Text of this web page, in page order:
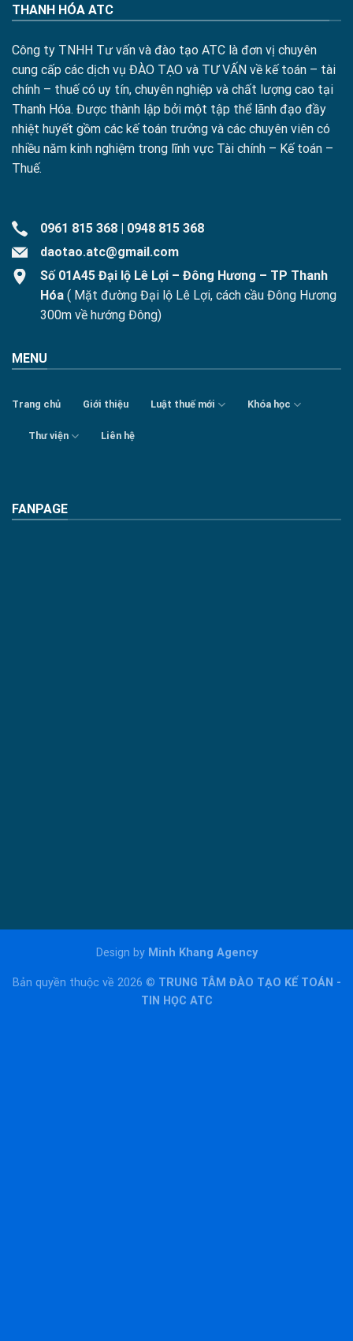
THANH HÓA ATC
Công ty TNHH Tư vấn và đào tạo ATC là đơn vị chuyên
cung cấp các dịch vụ ĐÀO TẠO và TƯ VẤN về kế toán – tài
chính – thuế có uy tín, chuyên nghiệp và chất lượng cao tại
Thanh Hóa. Được thành lập bởi một tập thể lãnh đạo đầy
nhiệt huyết gồm các kế toán trưởng và các chuyên viên có
nhiều năm kinh nghiệm trong lĩnh vực Tài chính – Kế toán –
Thuế.
0961 815 368 | 0948 815 368
daotao.atc@gmail.com
Số 01A45 Đại lộ Lê Lợi – Đông Hương – TP Thanh
Hóa ( Mặt đường Đại lộ Lê Lợi, cách cầu Đông Hương
300m về hướng Đông)
MENU
Trang chủ Giới thiệu Luật thuế mới Khóa học
Thư viện Liên hệ
FANPAGE
Design by Minh Khang Agency
Bản quyền thuộc về 2026 © TRUNG TÂM ĐÀO TẠO KẾ TOÁN -
TIN HỌC ATC